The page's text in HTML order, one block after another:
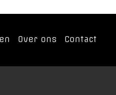
Over ons Contact